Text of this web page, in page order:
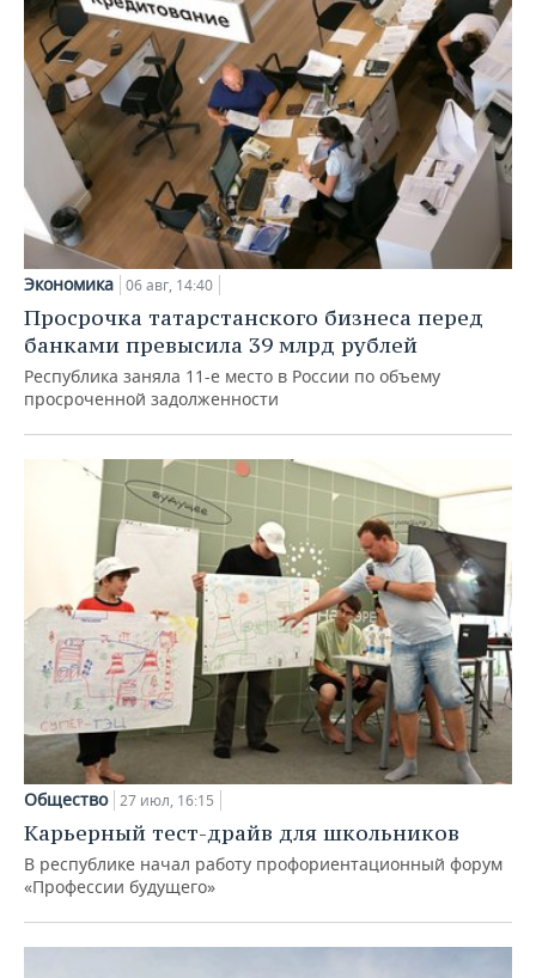
Экономика 06 авг, 14:40
Просрочка татарстанского бизнеса перед
банками превысила 39 млрд рублей
Республика заняла 11-е место в России по объему
просроченной задолженности
Общество 27 июл, 16:15
Карьерный тест-драйв для школьников
В республике начал работу профориентационный форум
«Профессии будущего»